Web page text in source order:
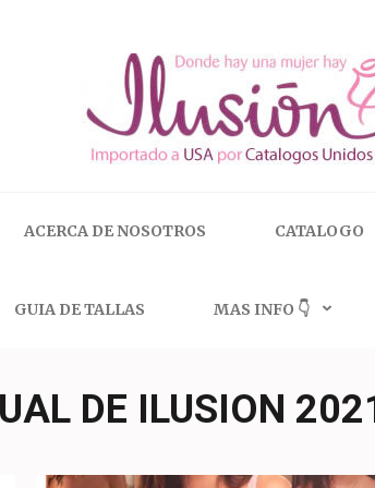
ACERCA DE NOSOTROS CATALOGO
GUIA DE TALLAS MAS INFO 👇
DE ILUSION